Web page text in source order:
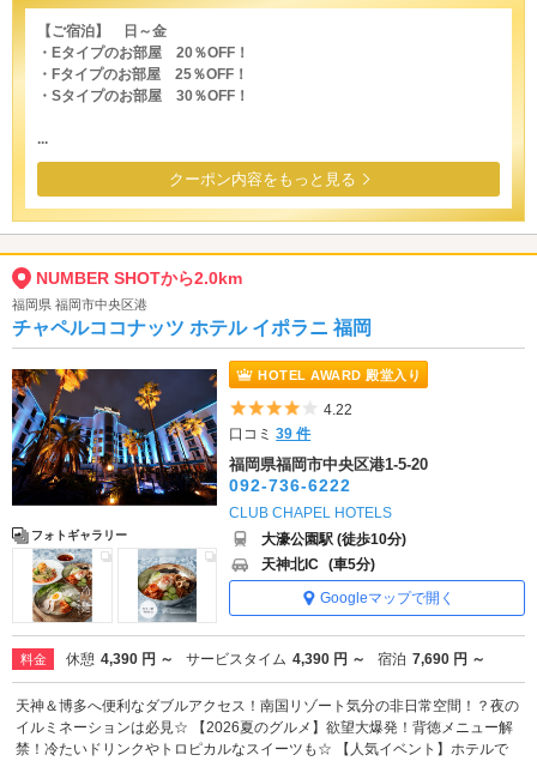
【ご宿泊】 日～金
・Eタイプのお部屋 20％OFF！
・Fタイプのお部屋 25％OFF！
・Sタイプのお部屋 30％OFF！
...
クーポン内容をもっと見る
NUMBER SHOTから2.0km
福岡県 福岡市中央区港
チャペルココナッツ ホテル イポラニ 福岡
フォトギャラリー
HOTEL AWARD 殿堂入り
5つ星のうち4
4.22
口コミ39 件
福岡県福岡市中央区港1-5-20
092-736-6222
CLUB CHAPEL HOTELS
大濠公園駅 (徒歩10分)
天神北IC (車5分)
Googleマップで開く
料金 休憩 4,390 円 ～ サービスタイム 4,390 円 ～ 宿泊 7,690 円 ～
天神＆博多へ便利なダブルアクセス！南国リゾート気分の非日常空間！？夜の
イルミネーションは必見☆ 【2026夏のグルメ】欲望大爆発！背徳メニュー解
禁！冷たいドリンクやトロピカルなスイーツも☆ 【人気イベント】ホテルで